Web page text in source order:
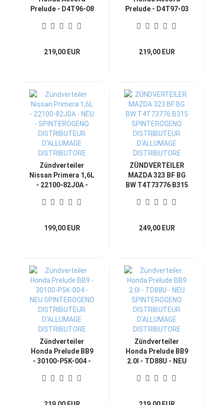
Prelude - D4T96-08
SPINTEROGENO
D'ALLUMAGE
DISTRIBUTORE
219,00 EUR
Prelude - D4T97-03
SPINTEROGENO
D'ALLUMAGE
DISTRIBUTORE
219,00 EUR
Zündverteiler
Nissan Primera 1,6L
- 22100-82J0A -
SPINTEROGENO
D'ALLUMAGE
DISTRIBUTORE
199,00 EUR
ZÜNDVERTEILER
MAZDA 323 BF BG
BW T4T73776 B315
DISTRIBUTEUR
DISTRIBUTORE
249,00 EUR
Zündverteiler
Honda Prelude BB9
- 30100-P5K-004 -
SPINTEROGENO
D'ALLUMAGE
Zündverteiler
Honda Prelude BB9
2.0l - TD88U - NEU
DISTRIBUTEUR
DISTRIBUTORE